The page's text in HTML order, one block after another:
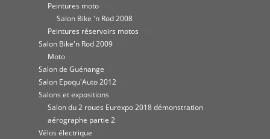
Peintures moto
Salon Bike 'n Rod 2008
Peintures réservoirs motos
Salon Bike'n Rod 2009
Moto
Salon de Guénange
Salon Epoqu'Auto 2012
Salons et expositions
Salon du 2 roues Eurexpo 2018 démonstration
aérographe partie 2
Vélos électrique